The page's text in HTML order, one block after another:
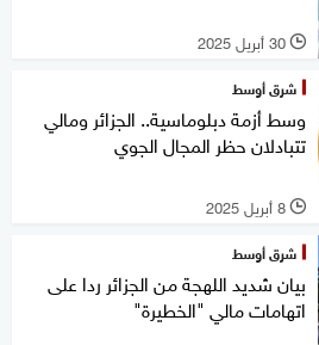
l 30 أبريل 2025
شرق أوسط
وسط أزمة دبلوماسية.. الجزائر ومالي
تتبادلان حظر المجال الجوي
l 8 أبريل 2025
شرق أوسط
بيان شديد اللهجة من الجزائر ردا على
اتهامات مالي "الخطيرة"